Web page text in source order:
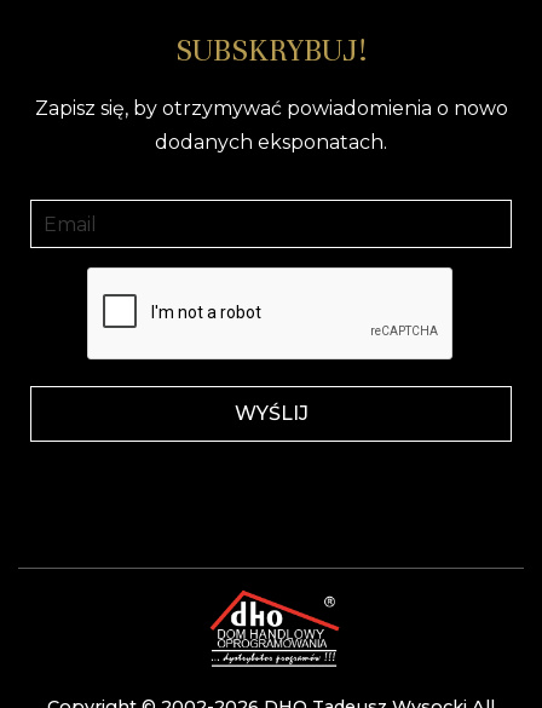
SUBSKRYBUJ!
Zapisz się, by otrzymywać powiadomienia o nowo
dodanych eksponatach.